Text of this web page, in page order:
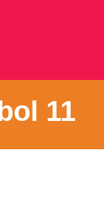
11